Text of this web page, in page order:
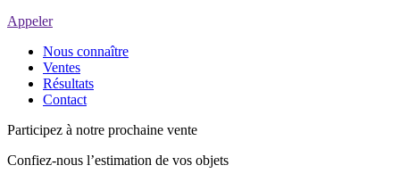
Appeler
Nous connaître
Ventes
Résultats
Contact
Participez à notre prochaine vente
Confiez-nous l’estimation de vos objets